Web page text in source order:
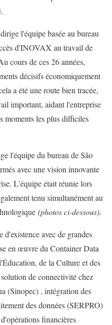
l'équipe basée au bureau
d'INOVAX au travail de
cours de ces 26 années,
décisifs économiquement
a été une route bien tracée,
important, aidant l'entreprise
moments les plus difficiles
l'équipe du bureau de São
avec une vision innovante
L'équipe était réunie lors
tenu simultanément au
(photos ci-dessous).
d'existence avec de grandes
en œuvre du Container Data
de la Culture et des
de connectivité chez
(Sinopec) , intégration des
des données (SERPRO)
financières